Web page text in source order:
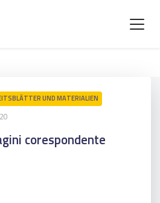
UND MATERIALIEN
corespondente